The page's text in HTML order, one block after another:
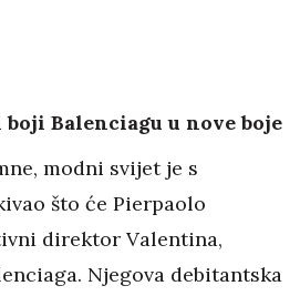
Balenciagu u nove boje
modni svijet je s
što će Pierpaolo
direktor Valentina,
Njegova debitantska